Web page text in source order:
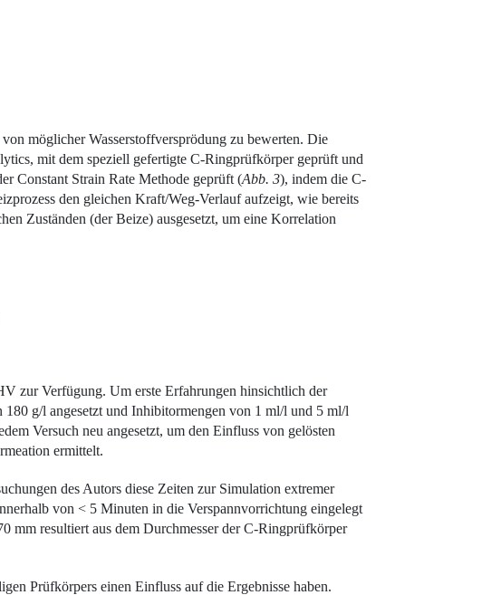
möglicher Wasserstoffversprödung zu bewerten. Die
mit dem speziell gefertigte C-Ringprüfkörper geprüft und
Constant Strain Rate Methode geprüft (Abb. 3), indem die C-
den gleichen Kraft/Weg-Verlauf aufzeigt, wie bereits
Zuständen (der Beize) ausgesetzt, um eine Korrelation
zur Verfügung. Um erste Erfahrungen hinsichtlich der
g/l angesetzt und Inhibitormengen von 1 ml/l und 5 ml/l
Versuch neu angesetzt, um den Einfluss von gelösten
ermittelt.
des Autors diese Zeiten zur Simulation extremer
von < 5 Minuten in die Verspannvorrichtung eingelegt
mm resultiert aus dem Durchmesser der C-Ringprüfkörper
Prüfkörpers einen Einfluss auf die Ergebnisse haben.